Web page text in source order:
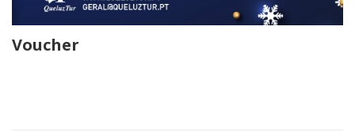
Voucher